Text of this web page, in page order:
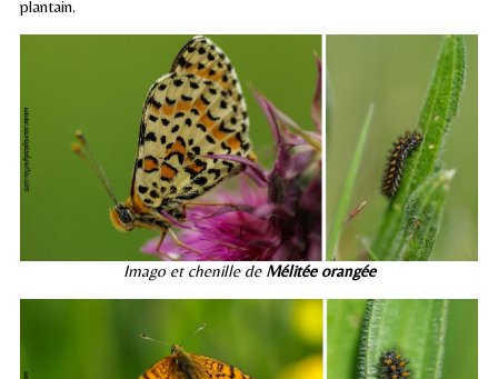
plantain.
Imago et chenille de Mélitée orangée